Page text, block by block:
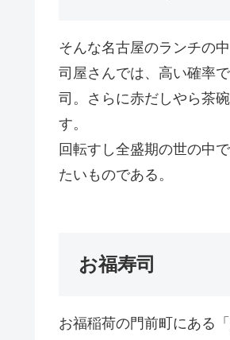
そんな名古屋のランチの
司屋さんでは、高い確率
司。さらに赤だしやら茶
す。
回転すし全盛期の世の中
たいものである。
お福寿司
お福稲荷の門前町にある